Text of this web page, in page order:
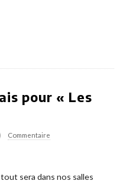
pour « Les
Commentaire
sera dans nos salles